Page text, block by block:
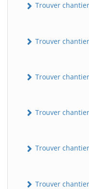
Trouver
Trouver
Trouver
Trouver
Trouver
Trouver